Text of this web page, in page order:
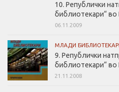
10. Републички
библиотекари“ во
06.11.2009
МЛАДИ
9. Републички
библиотекари“ во
21.11.2008